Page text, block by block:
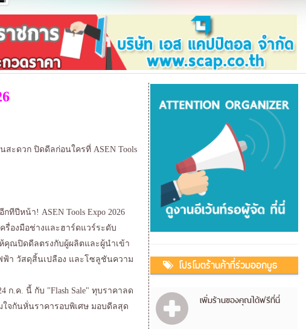
สะดวก ปิดดีลก่อนใครที่ ASEN Tools
ปีหน้า! ASEN Tools Expo 2026
รื่องมือช่างและฮาร์ดแวร์ระดับ
ห้คุณปิดดีลตรงกับผู้ผลิตและผู้นำเข้า
า วัสดุสิ้นเปลือง และโซลูชันความ
ก.ค. นี้ กับ "Flash Sale" ทุบราคาลด
จกันหั่นราคารอบพิเศษ มอบดีลสุด
โปรโมตร้านค้าที่ร่วมออกบูธ
เพิ่มร้านของคุณได้ฟรีที่นี่